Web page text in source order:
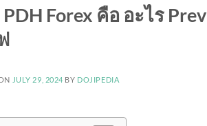
PDH Forex คือ อะไร
JULY 29, 2024 BY DOJIPEDIA